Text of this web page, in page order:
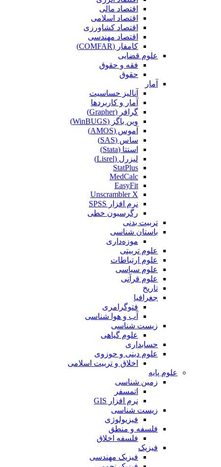
اقتصاد مالی
اقتصاد اسلامی
اقتصاد کشاورزی
اقتصاد مهندسی
کامفار (COMFAR)
علوم قضایی
فقه و حقوق
حقوق
آمار
آنالیز حساسیت
آمار و کاربردها
گرافر (Grapher)
وین باگز (WinBUGS)
آموس (AMOS)
ساس (SAS)
استتا (Stata)
لیزرل (Lisrel)
StatPlus
MedCalc
EasyFit
Unscrambler X
نرم افزار SPSS
رگرسیون خطی
تربیت بدنی
باستان شناسی
موزه‌داری
علوم تربیتی
علوم ارتباطات
علوم سیاسی
علوم قرآنی
تاریخ
جغرافیا
فتوگرامری
آب و هوا شناسی
زیست شناسی
علوم گیاهی
حسابداری
علوم دینی و حوزوی
اخلاق و تربیت اسلامی
علوم پایه
زمین شناسی
اتمسفر
نرم افزار GIS
زیست شناسی
فیزیولوژی
فلسفه و منطق
فلسفه اخلاق
فیزیک
فیزیک مهندسی